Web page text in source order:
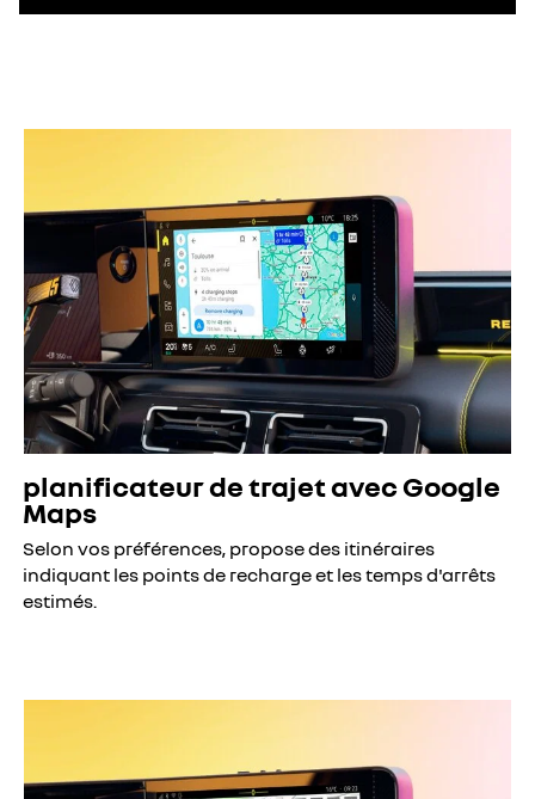
planificateur de trajet avec Google
Maps
Selon vos préférences, propose des itinéraires
indiquant les points de recharge et les temps d'arrêts
estimés.